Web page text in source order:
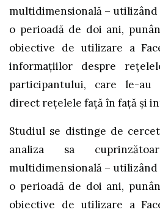
multidimensională –
o perioadă de doi ani,
obiective de utilizare a
informațiilor despre
participantului, care le-au
direct rețelele față în față și
Studiul se distinge de
analiza sa
multidimensională –
o perioadă de doi ani,
obiective de utilizare a